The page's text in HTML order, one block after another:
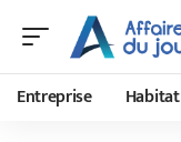
Entreprise Habitat